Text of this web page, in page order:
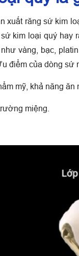
xuất răng sứ kim
kim loại quý
vàng, bạc,
điểm của dòng sứ
mỹ, khả năng ăn
miệng.